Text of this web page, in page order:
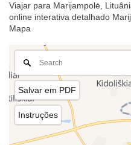
Viajar para Marijampolė,
online interativa detalhado
Mapa
Salvar em PDF
Instruções